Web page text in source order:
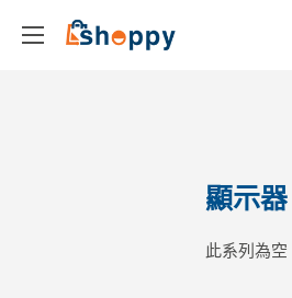
顯示器
此系列為空